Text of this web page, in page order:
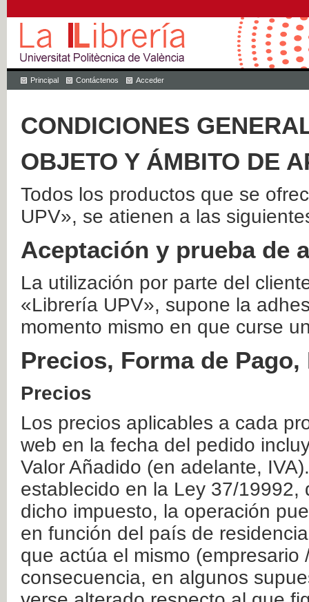
Principal Contáctenos Acceder
CONDICIONES
OBJETO Y ÁMBITO DE
Todos los productos que se
UPV», se atienen a las
Aceptación y prueba de
La utilización por parte del
«Librería UPV», supone la
momento mismo en que curse
Precios, Forma de
Precios
Los precios aplicables a cada
web en la fecha del pedido
Valor Añadido (en adelante,
establecido en la Ley 37/
dicho impuesto, la operación
en función del país de
que actúa el mismo
consecuencia, en algunos